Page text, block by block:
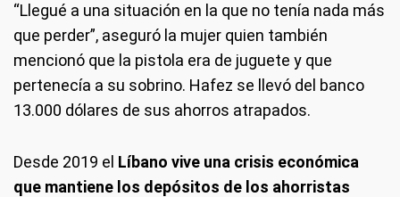
“Llegué a una situación en la que no tenía nada más
que perder”, aseguró la mujer quien también
mencionó que la pistola era de juguete y que
pertenecía a su sobrino. Hafez se llevó del banco
13.000 dólares de sus ahorros atrapados.
Desde 2019 el Líbano vive una crisis económica
que mantiene los depósitos de los ahorristas